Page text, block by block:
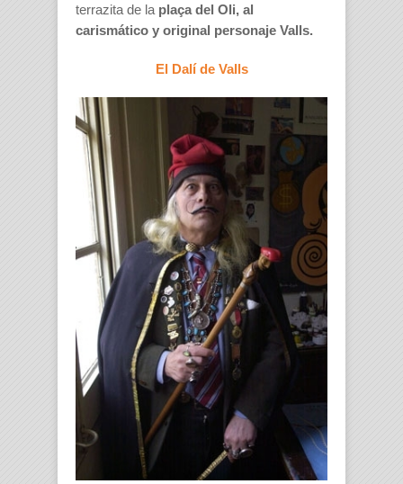
terrazita de la plaça del Oli, al
carismático y original personaje Valls.
El Dalí de Valls